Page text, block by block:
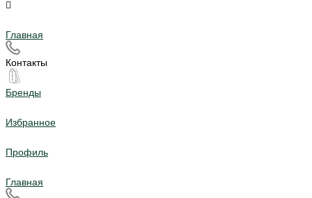
Главная
Контакты
Бренды
Избранное
Профиль
Главная